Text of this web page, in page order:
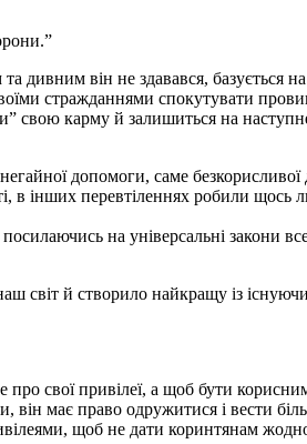
дивним він не здавався, базується
стражданнями спокутувати
свою карму й залишиться на
допомоги, саме
в інших перевтіленнях робили щось
на універсальні закони
світ й створило найкращу із
свої привілеї, а щоб бути
він має право одружитися і вести
щоб не дати коринтянам